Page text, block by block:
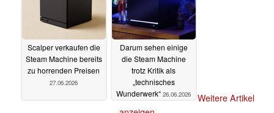
Scalper verkaufen die
Steam Machine bereits
zu horrenden Preisen
27.06.2026
Darum sehen einige
die Steam Machine
trotz Kritik als
„technisches
Wunderwerk“ 26.06.2026
Weitere Artikel